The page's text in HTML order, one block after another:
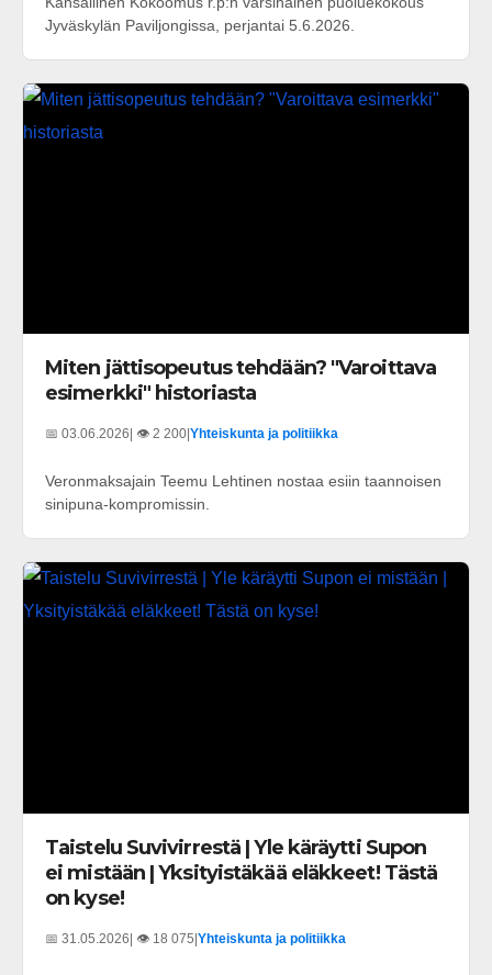
Jyväskylän Paviljongissa, perjantai 5.6.2026.
Miten jättisopeutus tehdään? "Varoittava
esimerkki" historiasta
📅 03.06.2026 | 👁️ 2 200 Yhteiskunta ja politiikka
Veronmaksajain Teemu Lehtinen nostaa esiin taannoisen
sinipuna-kompromissin.
Taistelu Suvivirrestä | Yle käräytti Supon
ei mistään | Yksityistäkää eläkkeet! Tästä
on kyse!
📅 31.05.2026| 👁️ 18 075|Yhteiskunta ja politiikka